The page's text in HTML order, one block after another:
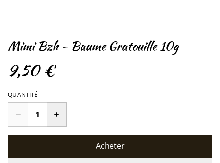
Mimi Bzh - Baume Gratouille 10g
9,50 €
QUANTITÉ
Acheter